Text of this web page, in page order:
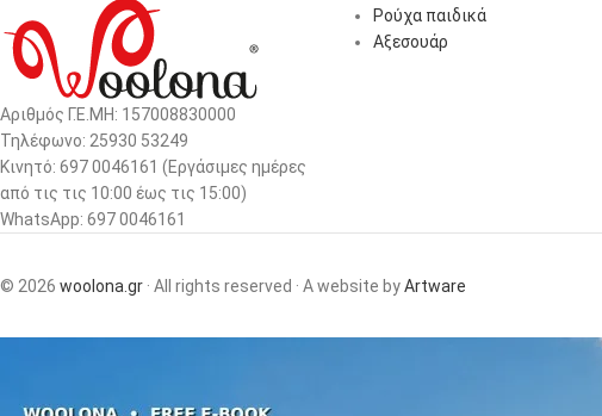
Αριθμός Γ.Ε.ΜΗ: 157008830000
Τηλέφωνο: 25930 53249
Κινητό: 697 0046161 (Eργάσιμες ημέρες
από τις τις 10:00 έως τις 15:00)
WhatsApp: 697 0046161
Ρούχα παιδικά
Αξεσουάρ
© 2026 woolona.gr · All rights reserved · A website byArtware